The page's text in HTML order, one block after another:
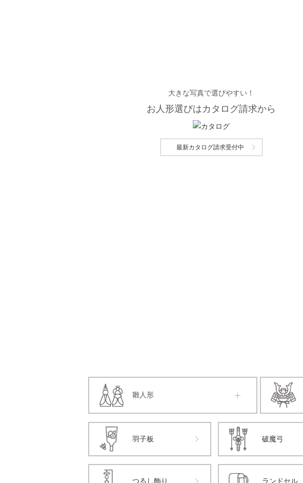
大きな写真で選びやすい！
お人形選びはカタログ請求から
最新カタログ請求受付中
雛人形
羽子板 破魔弓
つるし飾り ランドセル